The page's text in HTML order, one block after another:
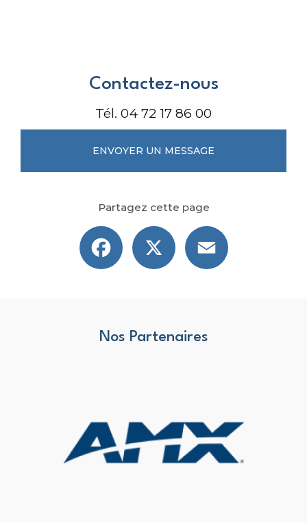
Contactez-nous
Tél. 04 72 17 86 00
ENVOYER UN MESSAGE
Partagez cette page
Facebook
Nos Partenaires